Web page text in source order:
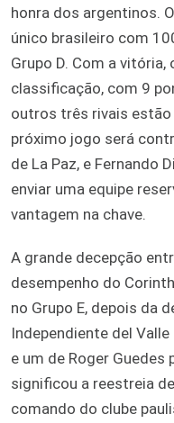
honra dos argentinos.
único brasileiro com
Grupo D. Com a
classificação, com 9
outros três rivais
próximo jogo será
de La Paz, e Fernando
enviar uma equipe
vantagem na chave.
A grande decepção
desempenho do
no Grupo E, depois da
Independiente del
e um de Roger Guedes
significou a reestreia
comando do clube